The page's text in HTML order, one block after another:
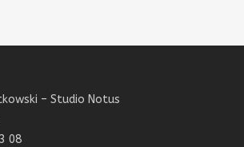
– Studio Notus
08